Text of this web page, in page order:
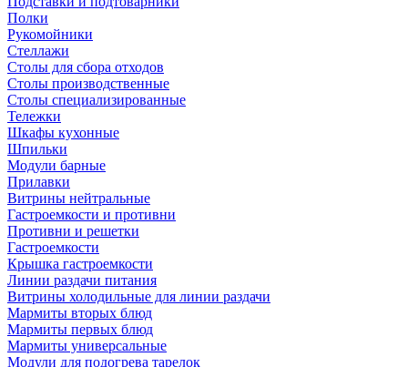
Полки
Рукомойники
Стеллажи
Столы для сбора отходов
Столы производственные
Столы специализированные
Тележки
Шкафы кухонные
Шпильки
Модули барные
Прилавки
Витрины нейтральные
Гастроемкости и противни
Противни и решетки
Гастроемкости
Крышка гастроемкости
Линии раздачи питания
Витрины холодильные для линии раздачи
Мармиты вторых блюд
Мармиты первых блюд
Мармиты универсальные
Модули для подогрева тарелок